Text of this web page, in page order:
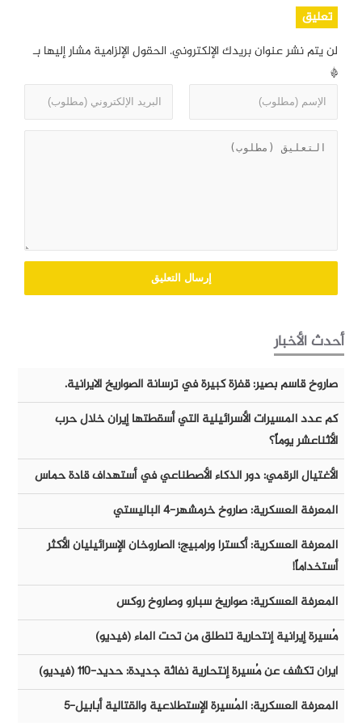
تعليق
لن يتم نشر عنوان بريدك الإلكتروني. الحقول الإلزامية مشار إليها بـ
*
أحدث الأخبار
صاروخ قاسم بصير: قفزة كبيرة في ترسانة الصواريخ الايرانية.
كم عدد المسيرات الأسرائيلية التي أسقطتها إيران خلال حرب
الأثناعشر يوماً؟
الأغتيال الرقمي: دور الذكاء الأصطناعي في أستهداف قادة حماس
المعرفة العسكرية: صاروخ خرمشهر-٤ الباليستي
المعرفة العسكرية: أكسترا ورامبيج؛ الصاروخان الإسرائيليان الأكثر
أستخداماً!
المعرفة العسكرية: صواريخ سبارو وصاروخ روكس
مُسيرة إيرانية إنتحارية تنطلق من تحت الماء (فيديو)
ايران تكشف عن مُسيرة إنتحارية نفاثة جديدة: حديد-١١٠ (فيديو)
المعرفة العسكرية: المُسيرة الإستطلاعية والقتالية أبابيل-٥